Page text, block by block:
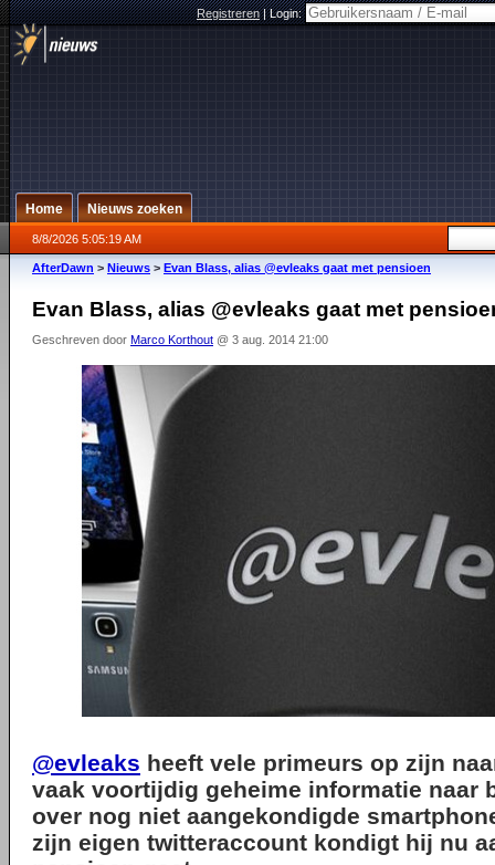
Registreren|Login:
Home Nieuws zoeken
8/8/2026 5:05:19 AM
AfterDawn > Nieuws > Evan Blass, alias @evleaks gaat met pensioen
Evan Blass, alias @evleaks gaat met
Geschreven door Marco Korthout @ 3 aug. 2014 21:00
@evleaks heeft vele primeurs op zijn
vaak voortijdig geheime informatie naar
over nog niet aangekondigde
zijn eigen twitteraccount kondigt hij nu